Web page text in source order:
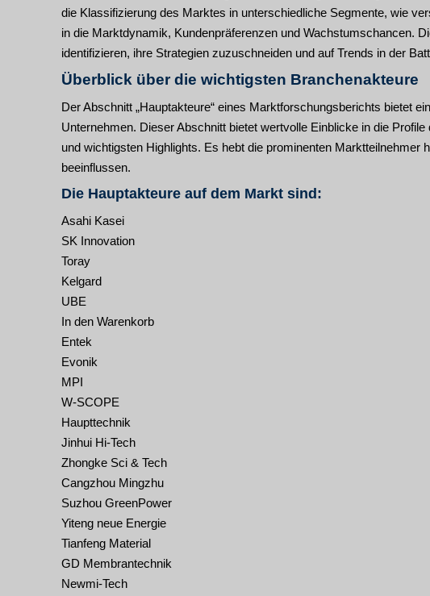
die Klassifizierung des Marktes in unterschiedliche Segmente, wie
in die Marktdynamik, Kundenpräferenzen und Wachstumschancen.
identifizieren, ihre Strategien zuzuschneiden und auf Trends in der
Überblick über die wichtigsten Branchenakteure
Der Abschnitt „Hauptakteure“ eines Marktforschungsberichts bietet
Unternehmen. Dieser Abschnitt bietet wertvolle Einblicke in die
und wichtigsten Highlights. Es hebt die prominenten
beeinflussen.
Die Hauptakteure auf dem Markt sind:
Asahi Kasei
SK Innovation
Toray
Kelgard
UBE
In den Warenkorb
Entek
Evonik
MPI
W-SCOPE
Haupttechnik
Jinhui Hi-Tech
Zhongke Sci & Tech
Cangzhou Mingzhu
Suzhou GreenPower
Yiteng neue Energie
Tianfeng Material
GD Membrantechnik
Newmi-Tech